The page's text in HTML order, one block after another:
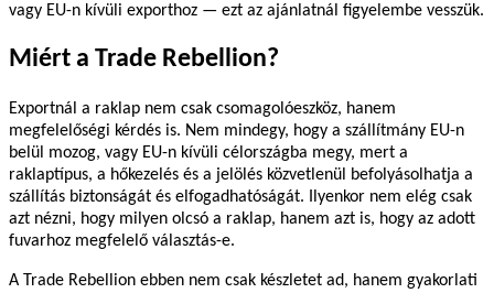
vagy EU-n kívüli exporthoz — ezt az ajánlatnál figyelembe vesszük.
Miért a Trade Rebellion?
Exportnál a raklap nem csak csomagolóeszköz, hanem
megfelelőségi kérdés is. Nem mindegy, hogy a szállítmány EU-n
belül mozog, vagy EU-n kívüli célországba megy, mert a
raklaptípus, a hőkezelés és a jelölés közvetlenül befolyásolhatja a
szállítás biztonságát és elfogadhatóságát. Ilyenkor nem elég csak
azt nézni, hogy milyen olcsó a raklap, hanem azt is, hogy az adott
fuvarhoz megfelelő választás-e.
A Trade Rebellion ebben nem csak készletet ad, hanem gyakorlati